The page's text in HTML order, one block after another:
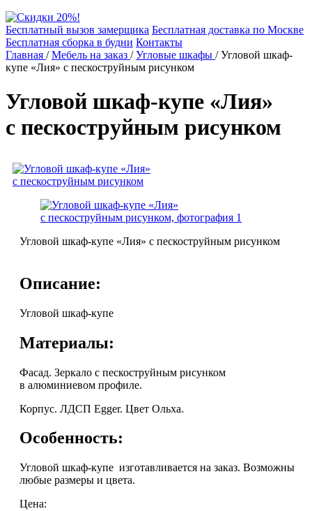
Бесплатный вызов замерщика Бесплатная доставка по Москве
Бесплатная сборка в будни Контакты
Главная /Мебель на заказ /Угловые шкафы /Угловой шкаф-
купе «Лия» с пескоструйным рисунком
Угловой шкаф-купе «Лия»
с пескоструйным рисунком
Угловой шкаф-купе «Лия» с пескоструйным рисунком
Описание:
Угловой шкаф-купе
Материалы:
Фасад. Зеркало с пескоструйным рисунком
в алюминиевом профиле.
Корпус. ЛДСП Egger. Цвет Ольха.
Особенность:
Угловой шкаф-купе изготавливается на заказ. Возможны
любые размеры и цвета.
Цена: